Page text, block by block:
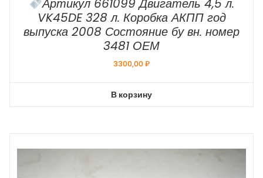
Артикул 661099 Двигатель 4,5 л.
VK45DE 328 л. Коробка АКПП год
выпуска 2008 Состояние бу вн. номер
3481 ОЕМ
3300,00₽
В корзину